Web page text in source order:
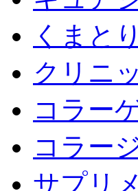
くまとり
クリニ
コラー
コラー
サプリ